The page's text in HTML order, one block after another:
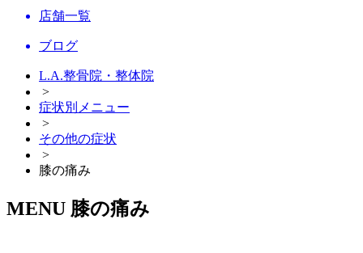
店舗一覧
ブログ
L.A.整骨院・整体院
>
症状別メニュー
>
その他の症状
>
膝の痛み
MENU 膝の痛み